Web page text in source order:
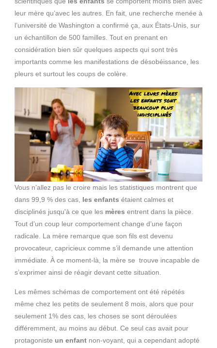
leur mère qu’avec les autres. En fait, une recherche menée à
l’université de Washington a confirmé ça, aux États-Unis, sur
un échantillon de 500 familles. Tout en prenant en
considération bien sûr quelques aspects qui sont très
importants comme les manifestations de désobéissance, les
pleurs et surtout les coups de colère.
Vous n’allez pas le croire mais les statistiques montrent que
dans 99,9 % des cas, les enfants étaient calmes et
disciplinés jusqu'à ce que les mères entrent dans la pièce.
Tout d’un coup leur comportement change d’une façon
radicale. La mère remarque que son fils est devenu
provocateur, capricieux comme s’il demande une attention
immédiate. À ce moment-là, la mère se trouve incapable de
s’exprimer ainsi de réagir devant cette situation.
Les mêmes schémas de comportement ont été répétés
même chez les petits de seulement 8 mois, alors que pour
seulement 1% des cas, les choses se sont déroulées
différemment, au moins au début. Ce seul cas avait pour
protagoniste un enfant non-voyant, qui a cependant adopté